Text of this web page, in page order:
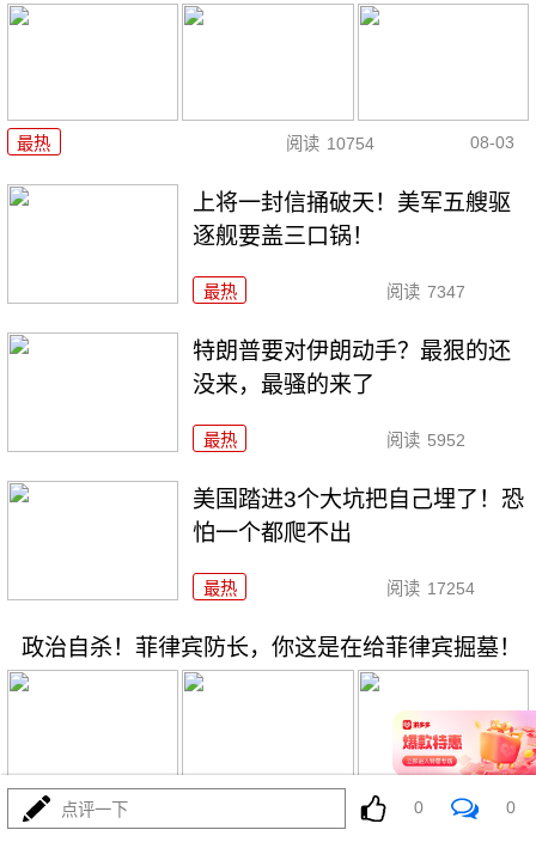
最热 阅读 10754 08-03
上将一封信捅破天！美军五艘驱
逐舰要盖三口锅！
最热 阅读 7347
特朗普要对伊朗动手？最狠的还
没来，最骚的来了
最热 阅读 5952
美国踏进3个大坑把自己埋了！恐
怕一个都爬不出
最热 阅读 17254
政治自杀！菲律宾防长，你这是在给菲律宾掘墓！
最热 6983 08-03
点评一下 0 0